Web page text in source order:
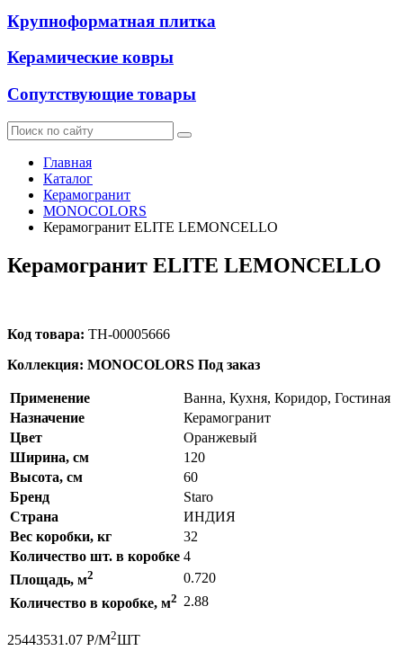
Крупноформатная плитка
Керамические ковры
Сопутствующие товары
Главная
Каталог
Керамогранит
MONOCOLORS
Керамогранит ELITE LEMONCELLO
Керамогранит ELITE LEMONCELLO
Код товара: ТН-00005666
Коллекция: MONOCOLORS Под заказ
Применение
Ванна, Кухня, Коридор, Гостиная
Назначение
Керамогранит
Цвет
Оранжевый
Ширина, см
120
Высота, см
60
Бренд
Staro
Страна
ИНДИЯ
Вес коробки, кг
32
Количество шт. в коробке 4
Площадь, м2
0.720
Количество в коробке, м2 2.88
25443531.07 Р/М2ШТ